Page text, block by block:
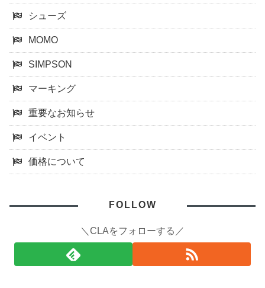
シューズ
MOMO
SIMPSON
マーキング
重要なお知らせ
イベント
価格について
FOLLOW
＼CLAをフォローする／